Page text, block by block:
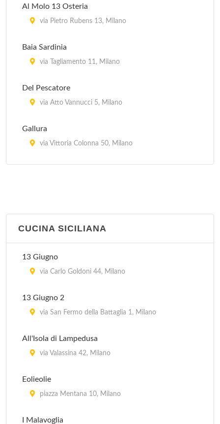
Al Molo 13 Osteria
via Pietro Rubens 13, Milano
Baia Sardinia
via Tagliamento 11, Milano
Del Pescatore
via Atto Vannucci 5, Milano
Gallura
via Vittoria Colonna 50, Milano
via Goffredo Sigieri 10, Milano
CUCINA SICILIANA
13 Giugno
via Carlo Goldoni 44, Milano
13 Giugno 2
via San Fermo della Battaglia 1, Milano
All'Isola di Lampedusa
via Valassina 42, Milano
Eolieolie
piazza Mentana 10, Milano
I Malavoglia